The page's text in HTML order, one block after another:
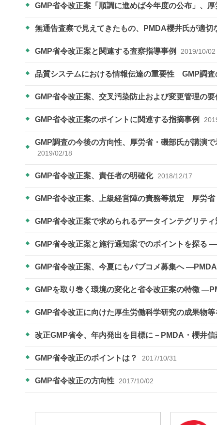
GMP省令改正案「順調に進めば今年度の公布」、
無通告査察で見えてきたもの、PMDA櫻井氏が適
GMP省令改正案と関連する査察指導事例 2019/10/02
品質システムにおける情報伝達の重要性 GMP調
GMP省令改正案、交叉汚染防止および変更管理の
GMP省令改正案のポイントに関連する指摘事例
GMP調査の今後の方向性、厚労省・磯部氏が講演
2019/02/18
GMP省令改正案、責任者の明確化 2018/12/17
GMP省令改正案、上級経営陣の責務等規定 厚労
GMP省令改正案で求められるデータインテグリテ
GMP省令改正案と施行通知案でのポイントを探る
GMP省令改正案、今夏にもパブコメ募集へ
GMPを取り巻く環境の変化と省令改正案の特徴
GMP省令改正に向けた厚生労働科学研究の成果物
改正GMP省令、年内発出を目標に－PMDA・櫻井
GMP省令改正のポイントは？ 2017/10/31
GMP省令改正の方向性 2017/10/02